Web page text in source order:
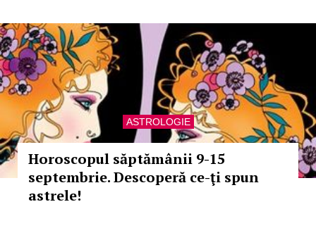
ASTROLOGIE
Horoscopul săptămânii 9-15
septembrie. Descoperă ce-ţi spun
astrele!